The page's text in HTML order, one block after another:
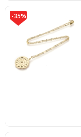
-35%